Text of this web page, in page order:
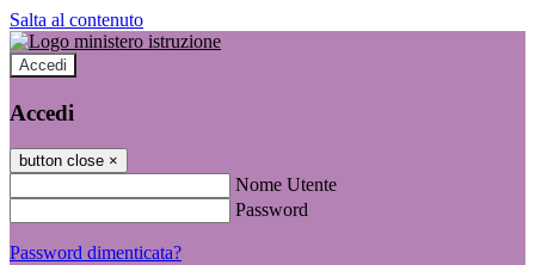
Salta al contenuto
Accedi
Accedi
button close ×
Nome Utente
Password
Password dimenticata?